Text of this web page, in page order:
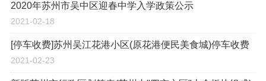
2020年苏州市吴中区迎春中学入学政策公示
2021-02-18
[停车收费]苏州吴江花港小区(原花港便民美食城)停车收费
2021-02-23